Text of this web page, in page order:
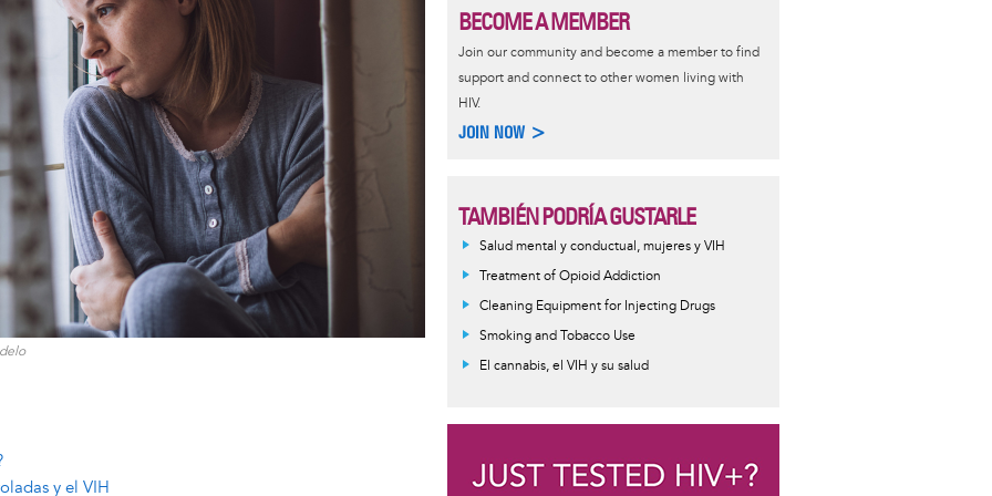
y el VIH
BECOME A MEMBER
Join our community and become a member to find
support and connect to other women living with
HIV.
JOIN NOW >
TAMBIÉN PODRÍA GUSTARLE
Salud mental y conductual, mujeres y VIH
Treatment of Opioid Addiction
Cleaning Equipment for Injecting Drugs
Smoking and Tobacco Use
El cannabis, el VIH y su salud